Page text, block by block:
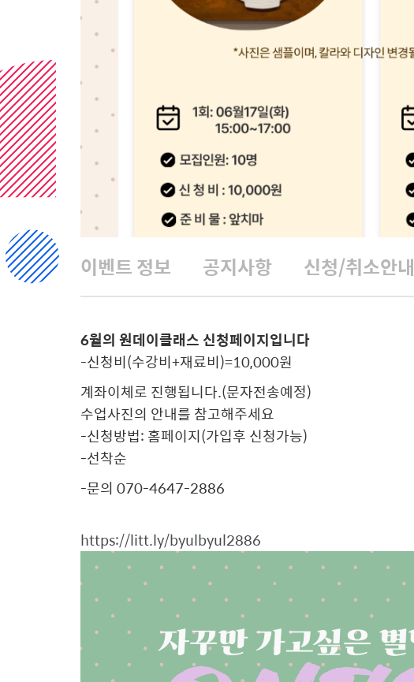
이벤트 정보 공지사항 신청/취소안내
6월의 원데이클래스 신청페이지입니다
-신청비(수강비+재료비)=10,000원
계좌이체로 진행됩니다.(문자전송예정)
수업사진의 안내를 참고해주세요
-신청방법: 홈페이지(가입후 신청가능)
-선착순
-문의 070-4647-2886
https://litt.ly/byulbyul2886